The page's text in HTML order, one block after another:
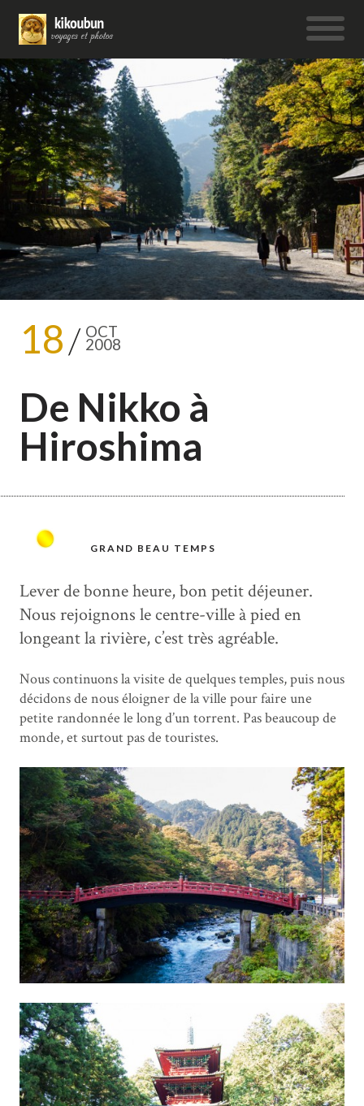
18 OCT
2008
De Nikko à
Hiroshima
GRAND BEAU TEMPS
Lever de bonne heure, bon petit déjeuner.
Nous rejoignons le centre-ville à pied en
longeant la rivière, c’est très agréable.
Nous continuons la visite de quelques temples, puis nous
décidons de nous éloigner de la ville pour faire une
petite randonnée le long d’un torrent. Pas beaucoup de
monde, et surtout pas de touristes.